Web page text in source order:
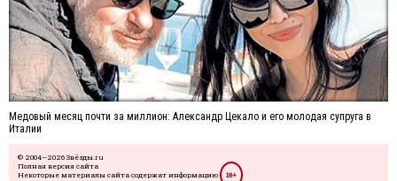
Медовый месяц почти за миллион: Александр Цекало и его молодая супруга в
Италии
© 2004—2026 Звёзды.ru
Полная версия сайта
Некоторые материалы сайта содержат информацию
18+